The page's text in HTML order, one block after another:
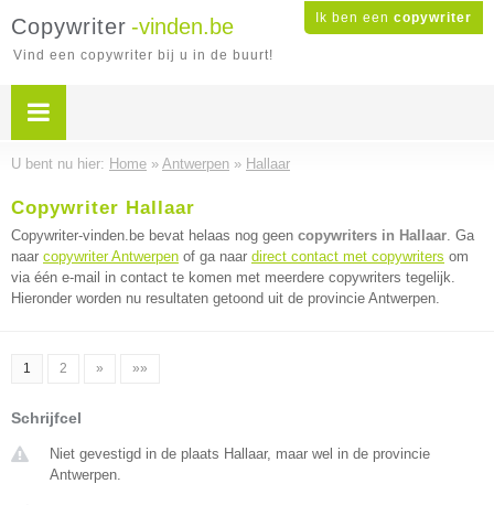
Ik ben een copywriter
Copywriter -vinden.be
Vind een copywriter bij u in de buurt!
U bent nu hier: Home » Antwerpen » Hallaar
Copywriter Hallaar
Copywriter-vinden.be bevat helaas nog geen copywriters in Hallaar. Ga
naar copywriter Antwerpen of ga naar direct contact met copywriters om
via één e-mail in contact te komen met meerdere copywriters tegelijk.
Hieronder worden nu resultaten getoond uit de provincie Antwerpen.
1 2 » »»
Schrijfcel
Niet gevestigd in de plaats Hallaar, maar wel in de provincie
Antwerpen.